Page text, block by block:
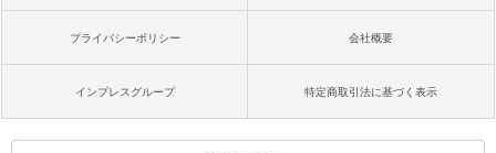
プライバシーポリシー 会社概要
インプレスグループ 特定商取引法に基づく表示